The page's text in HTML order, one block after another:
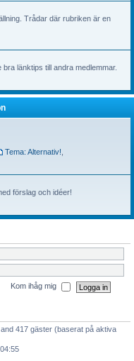
Trådar där rubriken är en
länktips till andra medlemmar.
Tema: Alternativ!
förslag och idéer!
Kom ihåg mig
417 gäster (baserat på aktiva